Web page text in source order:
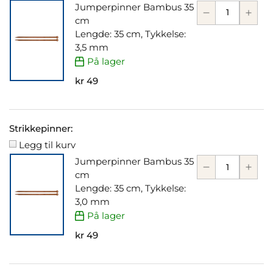
Jumperpinner Bambus 35
cm
Lengde: 35 cm, Tykkelse:
3,5 mm
På lager
kr 49
Strikkepinner:
Legg til kurv
Jumperpinner Bambus 35
cm
Lengde: 35 cm, Tykkelse:
3,0 mm
På lager
kr 49